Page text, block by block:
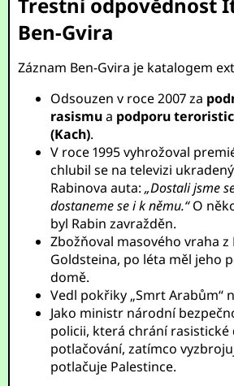
Ben-Gvira
Záznam Ben-Gvira je katalogem
Odsouzen v roce 2007 za
rasismua podporu
(Kach).
V roce 1995 vyhrožoval
chlubil se na televizi
Rabinova auta:„Dostali jsme
dostaneme se i k němu.“O
byl Rabin zavražděn.
Zbožňoval masového vraha
Goldsteina, po léta měl jeho
domě.
Vedl pokřiky „Smrt Arabům“
Jako ministr národní
policii, která chrání rasistické
potlačování, zatímco
potlačuje Palestince.